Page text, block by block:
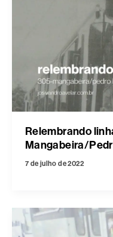
Relembrando
Mangabeira/
7 de julho de 2022